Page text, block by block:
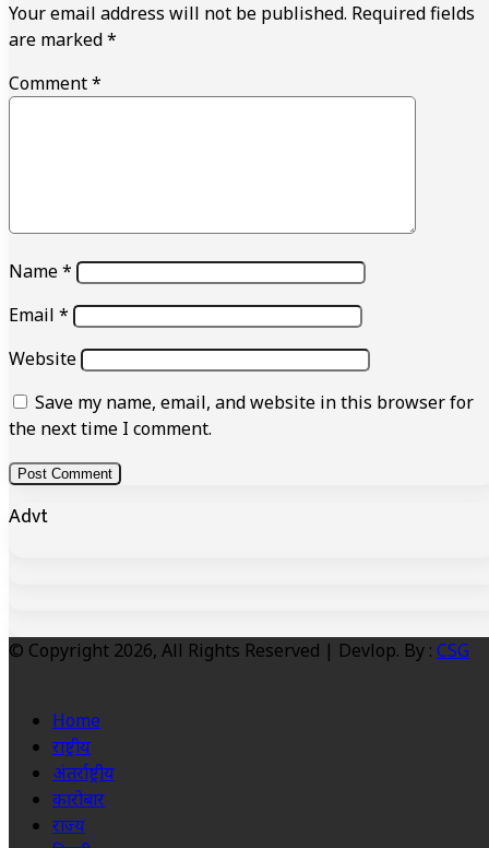
Your email address will not be published. Required fields
are marked*
Comment*
Name*
Email *
Website
Save my name, email, and website in this browser for
the next time I comment.
Advt
© Copyright 2026, All Rights Reserved | Devlop. By : CSG
Home
राष्ट्रीय
अंतर्राष्ट्रीय
कारोबार
राज्य